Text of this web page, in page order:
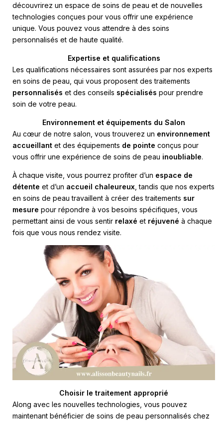
découvrirez un espace de soins de peau et de nouvelles
technologies conçues pour vous offrir une expérience
unique. Vous pouvez vous attendre à des soins
personnalisés et de haute qualité.
Expertise et qualifications
Les qualifications nécessaires sont assurées par nos experts
en soins de peau, qui vous proposent des traitements
personnalisés et des conseils spécialisés pour prendre
soin de votre peau.
Environnement et équipements du Salon
Au cœur de notre salon, vous trouverez un environnement
accueillant et des équipements de pointe conçus pour
vous offrir une expérience de soins de peau inoubliable.
À chaque visite, vous pourrez profiter d’un espace de
détente et d’un accueil chaleureux , tandis que nos experts
en soins de peau travaillent à créer des traitements sur
mesure pour répondre à vos besoins spécifiques, vous
permettant ainsi de vous sentir relaxé et réjuvené à chaque
fois que vous nous rendez visite.
Choisir le traitement approprié
Along avec les nouvelles technologies, vous pouvez
maintenant bénéficier de soins de peau personnalisés chez